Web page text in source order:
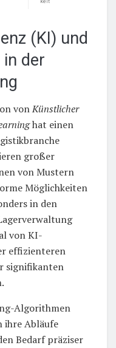
(KI) und
der
vonKünstlicher
hat einen
großer
von Mustern
Möglichkeiten
in den
von KI-
effizienteren
signifikanten
Algorithmen
ihre Abläufe
Bedarf präziser